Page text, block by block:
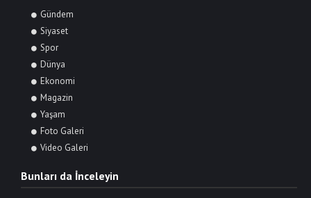
Gündem
Siyaset
Spor
Dünya
Ekonomi
Magazin
Yaşam
Foto Galeri
Video Galeri
Bunları da İnceleyin